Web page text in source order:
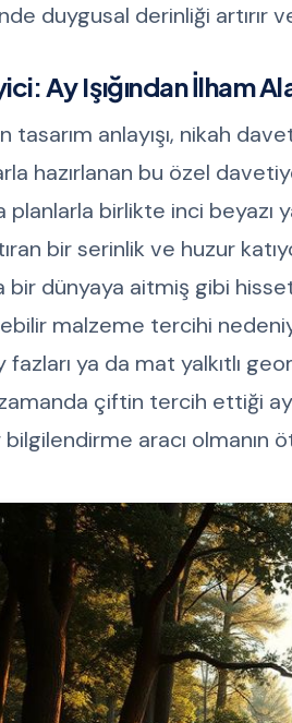
duygusal derinliği artırır
Ay Işığından İlham
tasarım anlayışı, nikah
hazırlanan bu özel
birlikte inci beyazı
bir serinlik ve huzur
dünyaya aitmiş gibi
malzeme tercihi
ya da mat yalkıtlı
çiftin tercih ettiği
aracı olmanın